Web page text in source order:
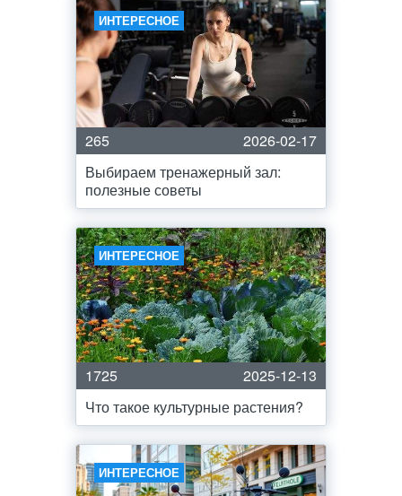
ИНТЕРЕСНОЕ
265
2026-02-17
Выбираем тренажерный зал:
полезные советы
ИНТЕРЕСНОЕ
1725
2025-12-13
Что такое культурные растения?
ИНТЕРЕСНОЕ